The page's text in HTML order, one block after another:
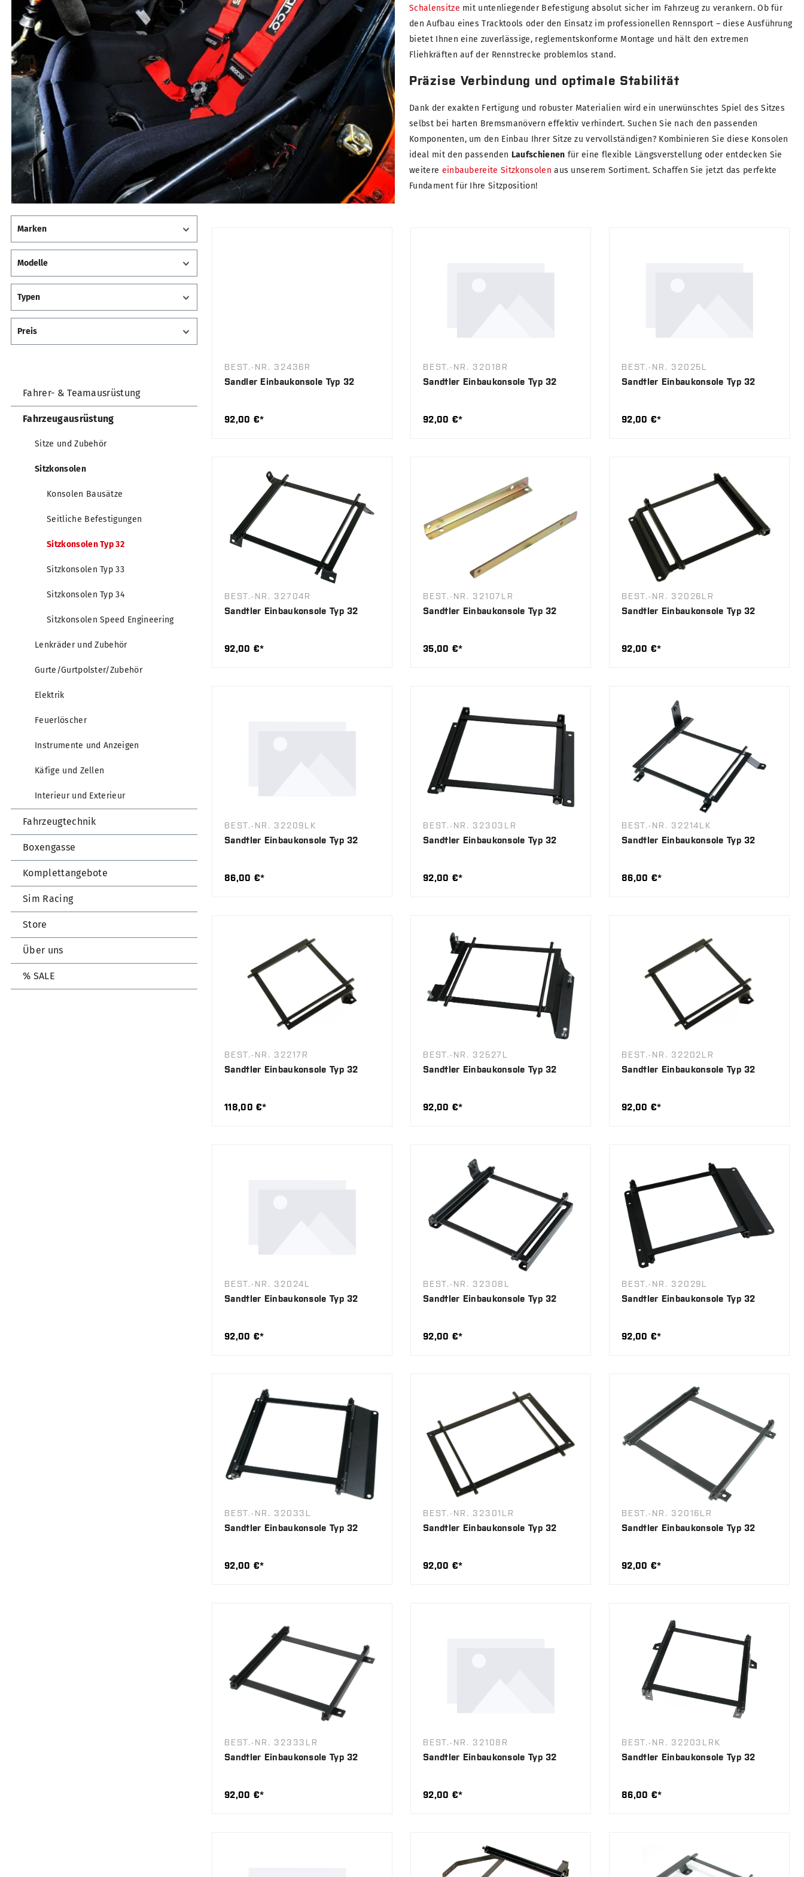
Schalensitze mit untenliegender Befestigung absolut sicher im Fahrzeug zu verankern. Ob für
den Aufbau eines Tracktools oder den Einsatz im professionellen Rennsport – diese Ausführung
bietet Ihnen eine zuverlässige, reglementskonforme Montage und hält den extremen
Fliehkräften auf der Rennstrecke problemlos stand.
Präzise Verbindung und optimale Stabilität
Dank der exakten Fertigung und robuster Materialien wird ein unerwünschtes Spiel des Sitzes
selbst bei harten Bremsmanövern effektiv verhindert. Suchen Sie nach den passenden
Komponenten, um den Einbau Ihrer Sitze zu vervollständigen? Kombinieren Sie diese Konsolen
ideal mit den passenden Laufschienen für eine flexible Längsverstellung oder entdecken Sie
weitere einbaubereite Sitzkonsolen aus unserem Sortiment. Schaffen Sie jetzt das perfekte
Fundament für Ihre Sitzposition!
Fahrer- & Teamausrüstung
Fahrzeugausrüstung
Sitze und Zubehör
Sitzkonsolen
Konsolen Bausätze
Seitliche Befestigungen
Sitzkonsolen Typ 32
Sitzkonsolen Typ 33
Sitzkonsolen Typ 34
Sitzkonsolen Speed Engineering
Lenkräder und Zubehör
Gurte/Gurtpolster/Zubehör
Elektrik
Feuerlöscher
Instrumente und Anzeigen
Käfige und Zellen
Interieur und Exterieur
Fahrzeugtechnik
Boxengasse
Komplettangebote
Sim Racing
Store
Über uns
% SALE
Marken
Modelle
Typen
Preis
BEST.-NR. 32436R
Sandler Einbaukonsole Typ 32
92,00 €*
BEST.-NR. 32018R
Sandtler Einbaukonsole Typ 32
92,00 €*
BEST.-NR. 32025L
Sandtler Einbaukonsole Typ 32
92,00 €*
BEST.-NR. 32704R
Sandtler Einbaukonsole Typ 32
92,00 €*
BEST.-NR. 32107LR
Sandtler Einbaukonsole Typ 32
35,00 €*
BEST.-NR. 32026LR
Sandtler Einbaukonsole Typ 32
92,00 €*
BEST.-NR. 32209LK
Sandtler Einbaukonsole Typ 32
86,00 €*
BEST.-NR. 32303LR
Sandtler Einbaukonsole Typ 32
92,00 €*
BEST.-NR. 32214LK
Sandtler Einbaukonsole Typ 32
86,00 €*
BEST.-NR. 32217R
Sandtler Einbaukonsole Typ 32
118,00 €*
BEST.-NR. 32527L
Sandtler Einbaukonsole Typ 32
92,00 €*
BEST.-NR. 32202LR
Sandtler Einbaukonsole Typ 32
92,00 €*
BEST.-NR. 32024L
Sandtler Einbaukonsole Typ 32
92,00 €*
BEST.-NR. 32308L
Sandtler Einbaukonsole Typ 32
92,00 €*
BEST.-NR. 32029L
Sandtler Einbaukonsole Typ 32
92,00 €*
BEST.-NR. 32033L
Sandtler Einbaukonsole Typ 32
92,00 €*
BEST.-NR. 32301LR
Sandtler Einbaukonsole Typ 32
92,00 €*
BEST.-NR. 32016LR
Sandtler Einbaukonsole Typ 32
92,00 €*
BEST.-NR. 32333LR
Sandtler Einbaukonsole Typ 32
92,00 €*
BEST.-NR. 32108R
Sandtler Einbaukonsole Typ 32
92,00 €*
BEST.-NR. 32203LRK
Sandtler Einbaukonsole Typ 32
86,00 €*